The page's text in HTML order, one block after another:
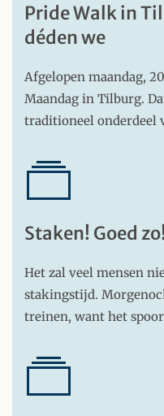
Pride Walk in
déden we
Afgelopen maandag,
Maandag in Tilburg.
traditioneel onderdeel
Staken! Goed zo!
Het zal veel mensen
stakingstijd.
treinen, want het